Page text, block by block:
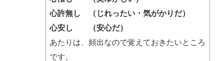
心許無し （じれったい・気がかりだ）
心安し （安心だ）
あたりは、頻出なので覚えておきたいところ
です。